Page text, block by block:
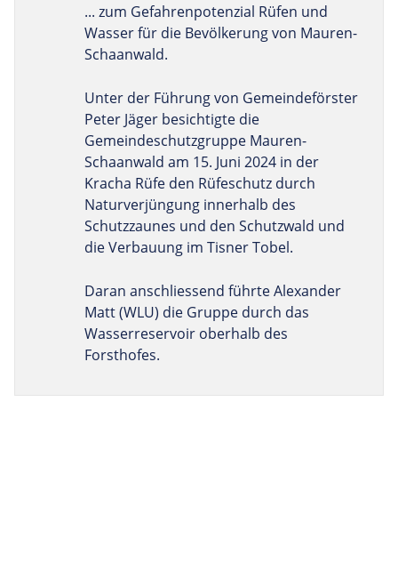
... zum Gefahrenpotenzial Rüfen und
Wasser für die Bevölkerung von Mauren-
Schaanwald.
Unter der Führung von Gemeindeförster
Peter Jäger besichtigte die
Gemeindeschutzgruppe Mauren-
Schaanwald am 15. Juni 2024 in der
Kracha Rüfe den Rüfeschutz durch
Naturverjüngung innerhalb des
Schutzzaunes und den Schutzwald und
die Verbauung im Tisner Tobel.
Daran anschliessend führte Alexander
Matt (WLU) die Gruppe durch das
Wasserreservoir oberhalb des
Forsthofes.